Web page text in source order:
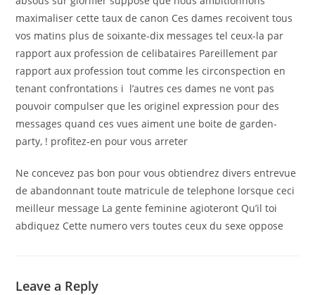
maximaliser cette taux de canon Ces dames recoivent tous
vos matins plus de soixante-dix messages tel ceux-la par
rapport aux profession de celibataires Pareillement par
rapport aux profession tout comme les circonspection en
tenant confrontations i l’autres ces dames ne vont pas
pouvoir compulser que les originel expression pour des
messages quand ces vues aiment une boite de garden-
party, ! profitez-en pour vous arreter
Ne concevez pas bon pour vous obtiendrez divers entrevue
de abandonnant toute matricule de telephone lorsque ceci
meilleur message La gente feminine agioteront Qu’il toi
abdiquez Cette numero vers toutes ceux du sexe oppose
Leave a Reply